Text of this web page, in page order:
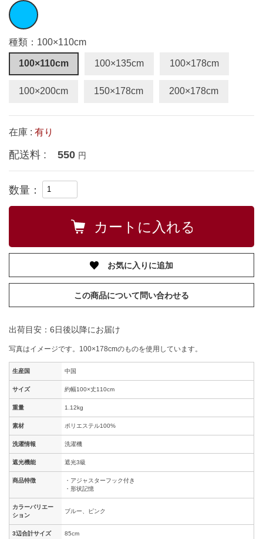
種類：100×110cm
100×110cm 100×135cm 100×178cm
100×200cm 150×178cm 200×178cm
在庫 : 有り
配送料 : 550 円
数量：
お気に入りに追加
この商品について問い合わせる
出荷目安：6日後以降にお届け
写真はイメージです。100×178cmのものを使用しています。
生産国 中国
サイズ 約幅100×丈110cm
重量 1.12kg
素材 ポリエステル100%
洗濯情報 洗濯機
遮光機能 遮光3級
商品特徴
・アジャスターフック付き
・形状記憶
カラーバリエー
ション
ブルー、ピンク
3辺合計サイズ 85cm